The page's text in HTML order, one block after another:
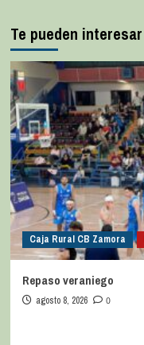
Te pueden interesar
Caja Rural CB Zamora
Repaso veraniego
agosto 8, 2026 0